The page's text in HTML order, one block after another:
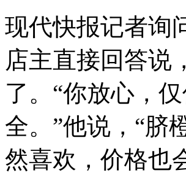
现代快报记者询
店主直接回答说
了。“你放心，
全。”他说，“脐
然喜欢，价格也